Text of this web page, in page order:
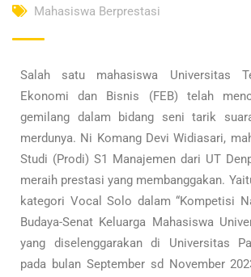
Mahasiswa Berprestasi
Salah satu mahasiswa Universitas
Ekonomi dan Bisnis (FEB) telah
gemilang dalam bidang seni tarik
merdunya. Ni Komang Devi Widiasari,
Studi (Prodi) S1 Manajemen dari UT
meraih prestasi yang membanggakan.
kategori Vocal Solo dalam “Kompetisi
Budaya-Senat Keluarga Mahasiswa
yang diselenggarakan di Universitas
pada bulan September sd November